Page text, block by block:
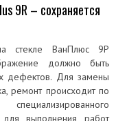
9R – сохраняется
стекле ВанПлюс 9Р
должно быть
дефектов. Для замены
ремонт происходит по
выполнения работ